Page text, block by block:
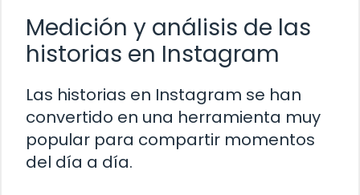
Medición y análisis de las
historias en Instagram
Las historias en Instagram se han
convertido en una herramienta muy
popular para compartir momentos
del día a día.